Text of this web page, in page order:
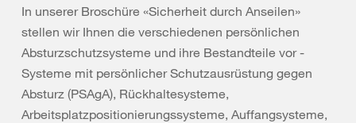
In unserer Broschüre «Sicherheit durch Anseilen»
stellen wir Ihnen die verschiedenen persönlichen
Absturzschutzsysteme und ihre Bestandteile vor -
Systeme mit persönlicher Schutzausrüstung gegen
Absturz (PSAgA), Rückhaltesysteme,
Arbeitsplatzpositionierungssysteme, Auffangsysteme,